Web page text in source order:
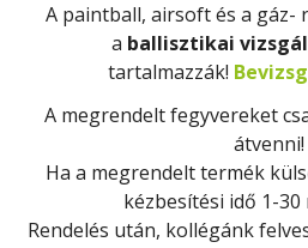
A paintball, airsoft és a gáz-
a ballisztikai
tartalmazzák!
A megrendelt fegyvereket
átvenni!
Ha a megrendelt termék
kézbesítési idő 1-30
Rendelés után, kollégánk